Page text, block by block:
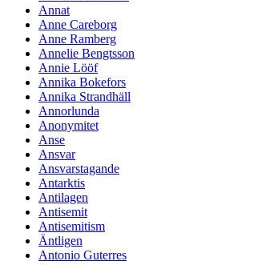
Annat
Anne Careborg
Anne Ramberg
Annelie Bengtsson
Annie Lööf
Annika Bokefors
Annika Strandhäll
Annorlunda
Anonymitet
Anse
Ansvar
Ansvarstagande
Antarktis
Antilagen
Antisemit
Antisemitism
Äntligen
Antonio Guterres